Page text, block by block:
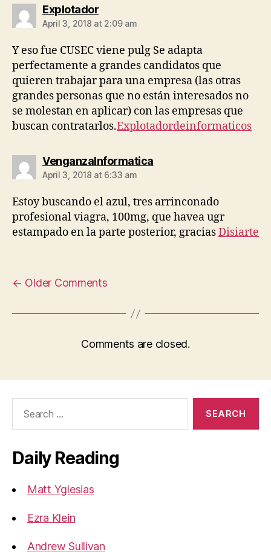
Explotadorsays:
April 3, 2018 at 2:09 am
Y eso fue CUSEC viene pulg Se adapta
perfectamente a grandes candidatos que
quieren trabajar para una empresa (las otras
grandes personas que no están interesados ​​no
se molestan en aplicar) con las empresas que
buscan contratarlos.Explotadordeinformaticos
VenganzaInformaticasays:
April 3, 2018 at 6:33 am
Estoy buscando el azul, tres arrinconado
profesional viagra, 100mg, que havea ugr
estampado en la parte posterior, graciasDisiarte
← Older Comments
Comments are closed.
Daily Reading
Matt Yglesias
Ezra Klein
Andrew Sullivan